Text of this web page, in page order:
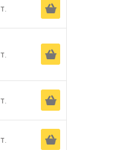
Ä
Ä
Ä
Ä